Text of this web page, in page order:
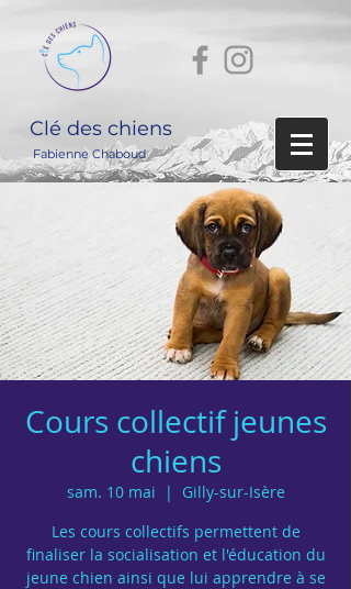
Clé des chiens
Fabienne Chaboud
Cours collectif jeunes
chiens
sam. 10 mai
  |
Gilly-sur-Isère
Les cours collectifs permettent de
finaliser la socialisation et l'éducation du
jeune chien ainsi que lui apprendre à se